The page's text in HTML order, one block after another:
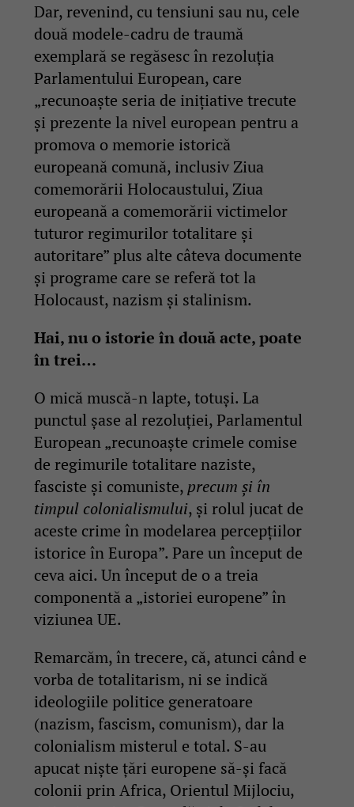
Dar, revenind, cu tensiuni sau nu, cele
două modele-cadru de traumă
exemplară se regăsesc în rezoluția
Parlamentului European, care
„recunoaște seria de inițiative trecute
și prezente la nivel european pentru a
promova o memorie istorică
europeană comună, inclusiv Ziua
comemorării Holocaustului, Ziua
europeană a comemorării victimelor
tuturor regimurilor totalitare și
autoritare” plus alte câteva documente
și programe care se referă tot la
Holocaust, nazism și stalinism.
Hai, nu o istorie în două acte, poate
în trei…
O mică muscă-n lapte, totuși. La
punctul șase al rezoluției, Parlamentul
European „recunoaște crimele comise
de regimurile totalitare naziste,
fasciste și comuniste, precum și în
timpul colonialismului, și rolul jucat de
aceste crime în modelarea percepțiilor
istorice în Europa”. Pare un început de
ceva aici. Un început de o a treia
componentă a „istoriei europene” în
viziunea UE.
Remarcăm, în trecere, că, atunci când e
vorba de totalitarism, ni se indică
ideologiile politice generatoare
(nazism, fascism, comunism), dar la
colonialism misterul e total. S-au
apucat niște țări europene să-și facă
colonii prin Africa, Orientul Mijlociu,